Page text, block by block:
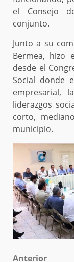
el Consejo
conjunto.
Junto a su
Bermea, hizo
desde el
Social donde
empresarial,
liderazgos
corto,
municipio.
Anterior